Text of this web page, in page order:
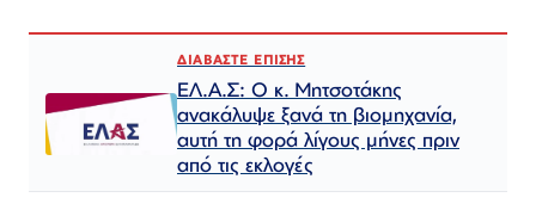
ΔΙΑΒΑΣΤΕ ΕΠΙΣΗΣ
ΕΛ.Α.Σ: Ο κ. Μητσοτάκης
ανακάλυψε ξανά τη βιομηχανία,
αυτή τη φορά λίγους μήνες πριν
από τις εκλογές